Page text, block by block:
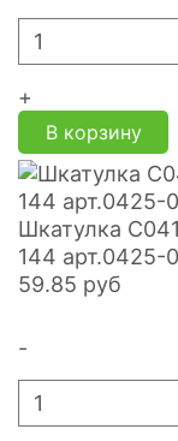
+
В корзину
Шкатулка
144 арт.0425-
59.85 руб
-